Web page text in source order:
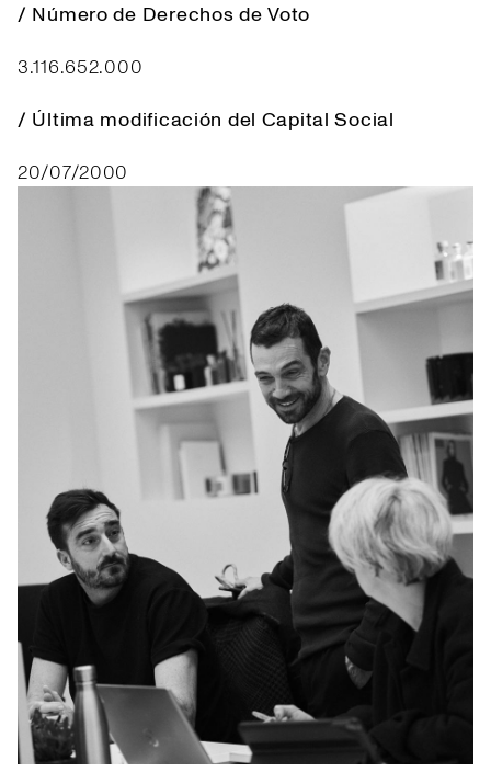
/ Número de Derechos de Voto
3.116.652.000
/ Última modificación del Capital Social
20/07/2000